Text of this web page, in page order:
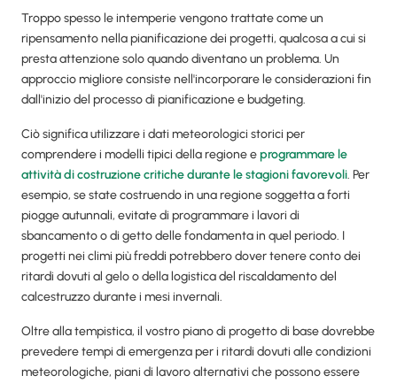
Troppo spesso le intemperie vengono trattate come un
ripensamento nella pianificazione dei progetti, qualcosa a cui si
presta attenzione solo quando diventano un problema. Un
approccio migliore consiste nell'incorporare le considerazioni fin
dall'inizio del processo di pianificazione e budgeting.
Ciò significa utilizzare i dati meteorologici storici per
comprendere i modelli tipici della regione eprogrammare le
attività di costruzione critiche durante le stagioni favorevoli. Per
esempio, se state costruendo in una regione soggetta a forti
piogge autunnali, evitate di programmare i lavori di
sbancamento o di getto delle fondamenta in quel periodo. I
progetti nei climi più freddi potrebbero dover tenere conto dei
ritardi dovuti al gelo o della logistica del riscaldamento del
calcestruzzo durante i mesi invernali.
Oltre alla tempistica, il vostro piano di progetto di base dovrebbe
prevedere tempi di emergenza per i ritardi dovuti alle condizioni
meteorologiche, piani di lavoro alternativi che possono essere